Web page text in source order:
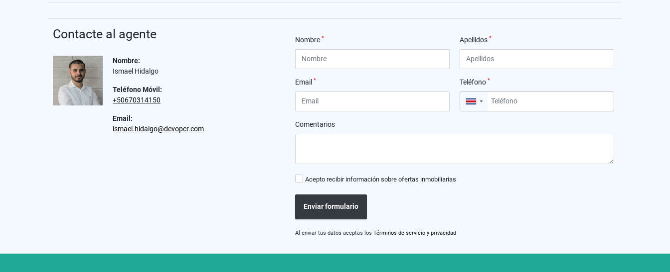
Contacte al agente
Nombre:
Ismael Hidalgo
Teléfono Móvil:
+50670314150
Email:
ismael.hidalgo@devopcr.com
Nombre * Apellidos *
Email * Teléfono *
▼
Comentarios
Acepto recibir información sobre ofertas inmobiliarias
Enviar formulario
Al enviar tus datos aceptas los Términos de servicio y privacidad